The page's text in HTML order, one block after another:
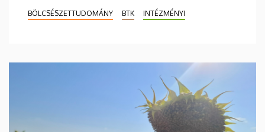
BÖLCSÉSZETTUDOMÁNY BTK INTÉZMÉNYI